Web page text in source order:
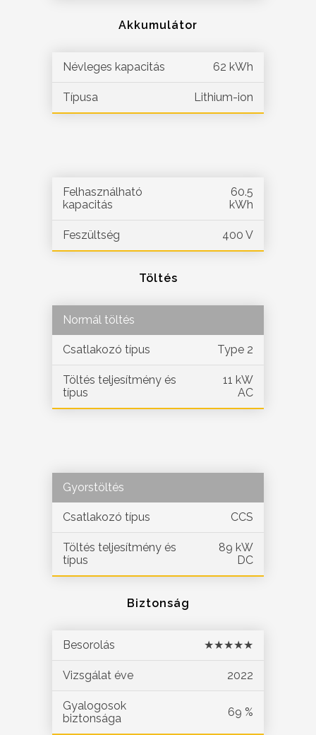
Akkumulátor
Névleges kapacitás 62 kWh
Típusa Lithium-ion
Felhasználható
kapacitás
60.5
kWh
Feszültség 400 V
Töltés
Normál töltés
Csatlakozó típus Type 2
Töltés teljesítmény és
típus
11 kW
AC
Gyorstöltés
Csatlakozó típus CCS
Töltés teljesítmény és
típus
89 kW
DC
Biztonság
Besorolás ★★★★★
Vizsgálat éve 2022
Gyalogosok
biztonsága
69 %